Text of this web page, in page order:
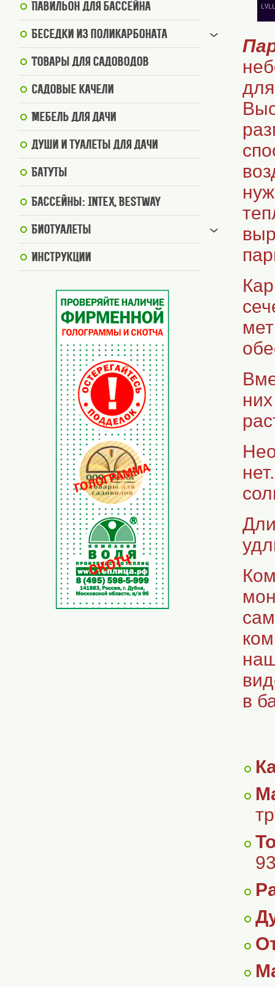
Павильон для бассейна
Беседки из поликарбоната
Товары для садоводов
Садовые качели
Мебель для дачи
Души и туалеты для дачи
Батуты
Бассейны: Intex, BestWay
Биотуалеты
Инструкции
в